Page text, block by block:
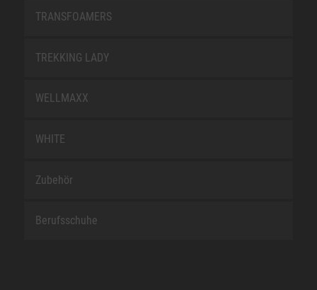
TRANSFOAMERS
TREKKING LADY
WELLMAXX
WHITE
Zubehör
Berufsschuhe